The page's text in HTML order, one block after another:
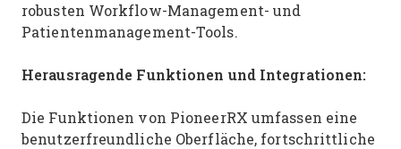
robusten Workflow-Management- und
Patientenmanagement-Tools.
Herausragende Funktionen und Integrationen:
Die Funktionen von PioneerRX umfassen eine
benutzerfreundliche Oberfläche, fortschrittliche